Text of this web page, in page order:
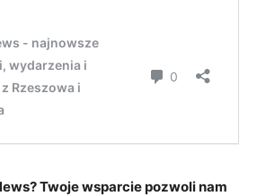
Twoje wsparcie pozwoli nam